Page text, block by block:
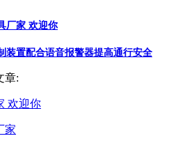
厂家 欢迎你
装置配合语音报警器提高通行安全
章:
欢迎你
家